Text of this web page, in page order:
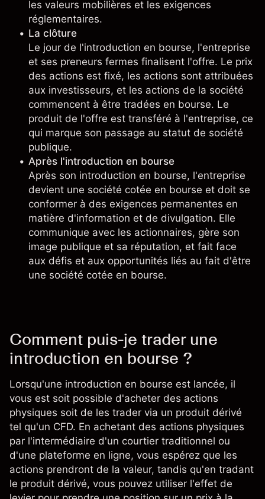
les valeurs mobilières et les exigences
réglementaires.
La clôture
Le jour de l'introduction en bourse, l'entreprise
et ses preneurs fermes finalisent l'offre. Le prix
des actions est fixé, les actions sont attribuées
aux investisseurs, et les actions de la société
commencent à être tradées en bourse. Le
produit de l'offre est transféré à l'entreprise, ce
qui marque son passage au statut de société
publique.
Après l'introduction en bourse
Après son introduction en bourse, l'entreprise
devient une société cotée en bourse et doit se
conformer à des exigences permanentes en
matière d'information et de divulgation. Elle
communique avec les actionnaires, gère son
image publique et sa réputation, et fait face
aux défis et aux opportunités liés au fait d'être
une société cotée en bourse.
Comment puis-je trader une
introduction en bourse ?
Lorsqu'une introduction en bourse est lancée, il
vous est soit possible d'acheter des actions
physiques soit de les trader via un produit dérivé
tel qu'un CFD. En achetant des actions physiques
par l'intermédiaire d'un courtier traditionnel ou
d'une plateforme en ligne, vous espérez que les
actions prendront de la valeur, tandis qu'en tradant
le produit dérivé, vous pouvez utiliser l'effet de